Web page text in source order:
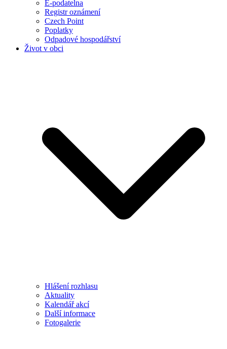
E-podatelna
Registr oznámení
Czech Point
Poplatky
Odpadové hospodářství
Život v obci
Hlášení rozhlasu
Aktuality
Kalendář akcí
Další informace
Fotogalerie